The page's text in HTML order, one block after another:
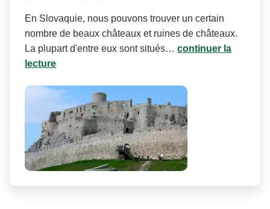
En Slovaquie, nous pouvons trouver un certain
nombre de beaux châteaux et ruines de châteaux.
La plupart d'entre eux sont situés… continuer la
lecture